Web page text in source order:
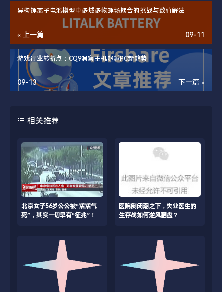
异构锂离子电池模型中多域多物理场耦合的挑战与数值解法
« 上一篇 09-11
游戏行业转折点：CQ9洞察主机超越PC新趋势
下一篇 »
09-13
相关推荐
北京女子56岁公公被“活活气
死”，其实一切早有“征兆”！
医院倒闭潮之下，失业医生的
生存战如何逆风翻盘？